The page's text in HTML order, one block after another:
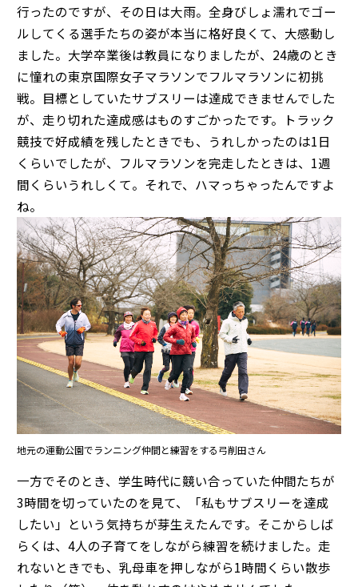
行ったのですが、その日は大雨。全身びしょ濡れでゴー
ルしてくる選手たちの姿が本当に格好良くて、大感動し
ました。大学卒業後は教員になりましたが、24歳のとき
に憧れの東京国際女子マラソンでフルマラソンに初挑
戦。目標としていたサブスリーは達成できませんでした
が、走り切れた達成感はものすごかったです。トラック
競技で好成績を残したときでも、うれしかったのは1日
くらいでしたが、フルマラソンを完走したときは、1週
間くらいうれしくて。それで、ハマっちゃったんですよ
ね。
地元の運動公園でランニング仲間と練習をする弓削田さん
一方でそのとき、学生時代に競い合っていた仲間たちが
3時間を切っていたのを見て、「私もサブスリーを達成
したい」という気持ちが芽生えたんです。そこからしば
らくは、4人の子育てをしながら練習を続けました。走
れないときでも、乳母車を押しながら1時間くらい散歩